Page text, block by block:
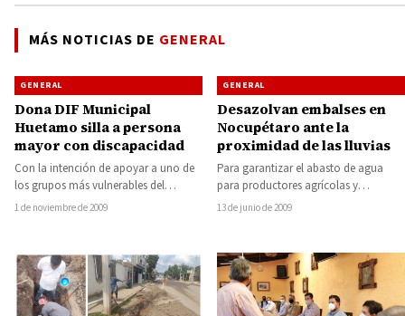
MÁS NOTICIAS DE GENERAL
GENERAL
Dona DIF Municipal
Huetamo silla a persona
mayor con discapacidad
Con la intención de apoyar a uno de
los grupos más vulnerables del
municipio como lo son las…
1 de noviembre de 2009
GENERAL
Desazolvan embalses en
Nocupétaro ante la
proximidad de las lluvias
Para garantizar el abasto de agua
para productores agrícolas y
ganaderos, el ayuntamiento de
13 de junio de 2009